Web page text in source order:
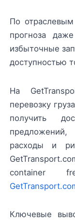
По
прогноза
избыточные
доступностью
На
перевозку
получить
расходы и
container
Ключевые